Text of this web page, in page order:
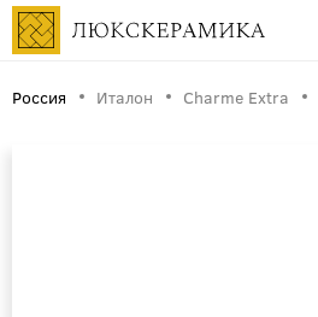
Россия Италон Charme Extra